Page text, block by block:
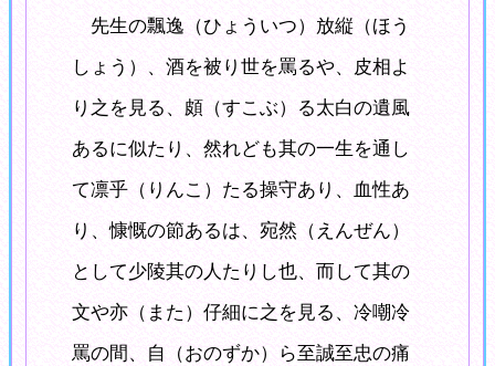
先生の飄逸（ひょういつ）放縦（ほう
しょう）、酒を被り世を罵るや、皮相よ
り之を見る、頗（すこぶ）る太白の遺風
あるに似たり、然れども其の一生を通し
て凛乎（りんこ）たる操守あり、血性あ
り、慷慨の節あるは、宛然（えんぜん）
として少陵其の人たりし也、而して其の
文や亦（また）仔細に之を見る、冷嘲冷
罵の間、自（おのずか）ら至誠至忠の痛